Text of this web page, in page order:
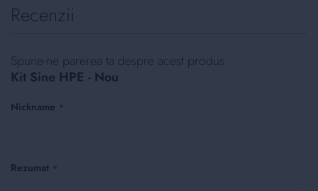
Recenzii
Spune-ne parerea ta despre acest produs
Kit Sine HPE - Nou
Nickname
Rezumat